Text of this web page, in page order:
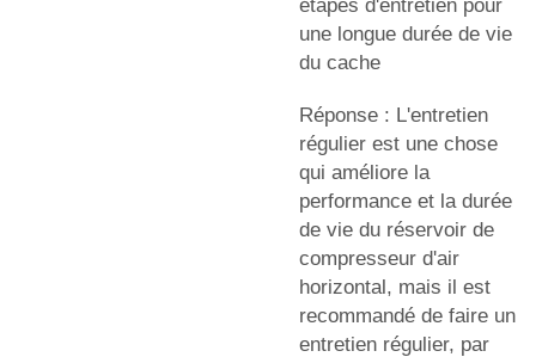
étapes d'entretien pour
une longue durée de vie
du cache
Réponse : L'entretien
régulier est une chose
qui améliore la
performance et la durée
de vie du réservoir de
compresseur d'air
horizontal, mais il est
recommandé de faire un
entretien régulier, par